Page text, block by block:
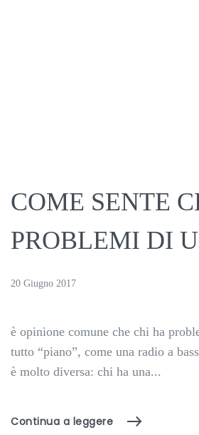
COME SENTE
PROBLEMI DI
20 Giugno 2017
è opinione comune che chi ha
tutto “piano”, come una radio a
è molto diversa: chi ha una...
Continua a leggere